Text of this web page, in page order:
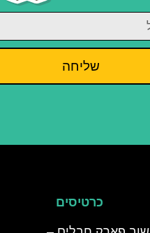
שליחה
כרטיסים